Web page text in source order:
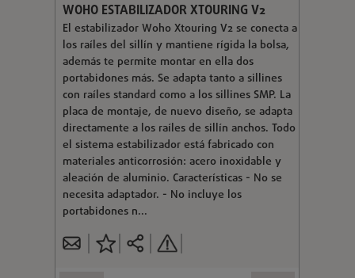
WOHO ESTABILIZADOR XTOURING V2
El estabilizador Woho Xtouring V2 se conecta a
los raíles del sillín y mantiene rígida la bolsa,
además te permite montar en ella dos
portabidones más. Se adapta tanto a sillines
con raíles standard como a los sillines SMP. La
placa de montaje, de nuevo diseño, se adapta
directamente a los raíles de sillín anchos. Todo
el sistema estabilizador está fabricado con
materiales anticorrosión: acero inoxidable y
aleación de aluminio. Características - No se
necesita adaptador. - No incluye los
portabidones n...